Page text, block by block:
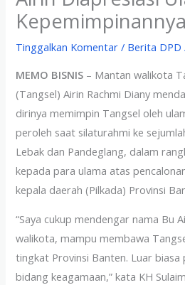
Tinggalkan Komentar / Berita DPD
MEMO BISNIS – Mantan walikota
(Tangsel) Airin Rachmi Diany
dirinya memimpin Tangsel oleh
peroleh saat silaturahmi ke
Lebak dan Pandeglang, dalam
kepada para ulama atas
kepala daerah (Pilkada) Provinsi
“Saya cukup mendengar nama Bu
walikota, mampu membawa
tingkat Provinsi Banten. Luar
bidang keagamaan,” kata KH